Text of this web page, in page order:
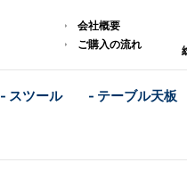
会社概要
ご購入の流れ
- スツール - テーブル天板